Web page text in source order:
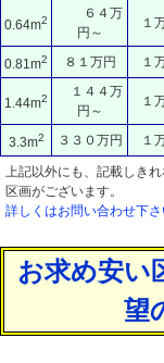
0.64m2
６４万
円～
１
0.81m2 ８１万円 １
1.44m2
１４４万
円～
１
3.3m2 ３３０万円 １
上記以外にも、記載しき
区画がございます。
詳しくはお問い合わせ下
お求め安い
望